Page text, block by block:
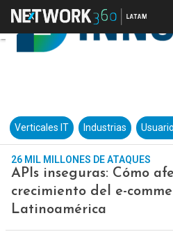
Verticales IT Industrias
26 MIL MILLONES DE ATAQUES
APIs inseguras: Cómo
crecimiento del e-
Latinoamérica